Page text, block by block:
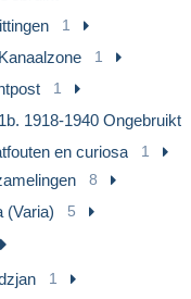
1
1
1
1918-1940 Ongebruikt
en curiosa 1
8
(Varia) 5
1